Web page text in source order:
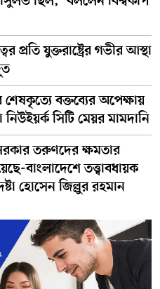
প্রতি যুক্তরাষ্ট্রের গভীর আস্থা
শেষকৃত্যে বক্তব্যের অপেক্ষায়
সিটি মেয়র মামদানি
তরুণদের ক্ষমতার
বাংলাদেশে তত্ত্বাবধায়ক
হোসেন জিল্লুর রহমান